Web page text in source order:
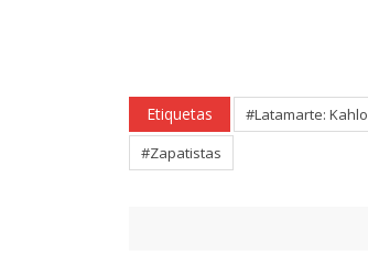
Etiquetas #Latamarte: Kahlo
#Zapatistas